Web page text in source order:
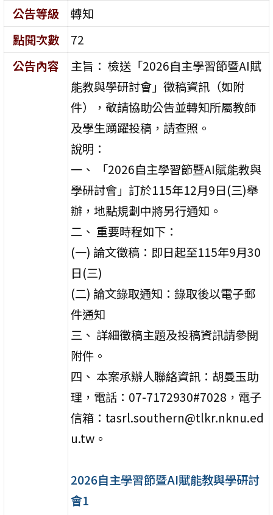
公告等級
轉知
點閱次數
72
公告內容
主旨： 檢送「2026自主學習節暨AI賦
能教與學研討會」徵稿資訊（如附
件），敬請協助公告並轉知所屬教師
及學生踴躍投稿，請查照。
說明：
一、 「2026自主學習節暨AI賦能教與
學研討會」訂於115年12月9日(三)舉
辦，地點規劃中將另行通知。
二、 重要時程如下：
(一) 論文徵稿：即日起至115年9月30
日(三)
(二) 論文錄取通知：錄取後以電子郵
件通知
三、 詳細徵稿主題及投稿資訊請參閱
附件。
四、 本案承辦人聯絡資訊：胡曼玉助
理，電話：07-7172930#7028，電子
信箱：tasrl.southern@tlkr.nknu.ed
u.tw。
2026自主學習節暨AI賦能教與學研討
會1